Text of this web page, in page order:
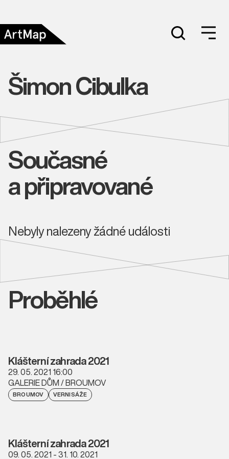
Šimon Cibulka
Současné
a připravované
Nebyly nalezeny žádné události
Proběhlé
Klášterní zahrada 2021
29. 05. 2021 16:00
GALERIE DŮM / BROUMOV
BROUMOV VERNISÁŽE
Klášterní zahrada 2021
09. 05. 2021 - 31. 10. 2021